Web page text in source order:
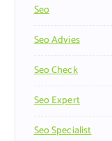
Seo
Seo Advies
Seo Check
Seo Expert
Seo Specialist